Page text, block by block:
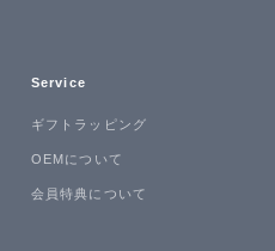
Service
ギフトラッピング
OEMについて
会員特典について